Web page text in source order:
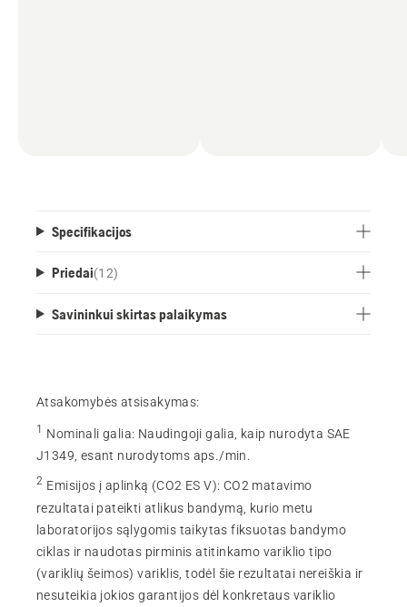
Specifikacijos
Priedai(12)
Savininkui skirtas palaikymas
Atsakomybės atsisakymas:
1 Nominali galia: Naudingoji galia, kaip nurodyta SAE
J1349, esant nurodytoms aps./min.
2 Emisijos į aplinką (CO2 ES V): CO2 matavimo
rezultatai pateikti atlikus bandymą, kurio metu
laboratorijos sąlygomis taikytas fiksuotas bandymo
ciklas ir naudotas pirminis atitinkamo variklio tipo
(variklių šeimos) variklis, todėl šie rezultatai nereiškia ir
nesuteikia jokios garantijos dėl konkretaus variklio